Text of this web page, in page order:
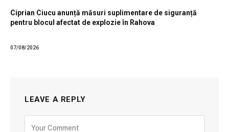
Ciprian Ciucu anunță măsuri suplimentare de siguranță
pentru blocul afectat de explozie în Rahova
07/08/2026
LEAVE A REPLY